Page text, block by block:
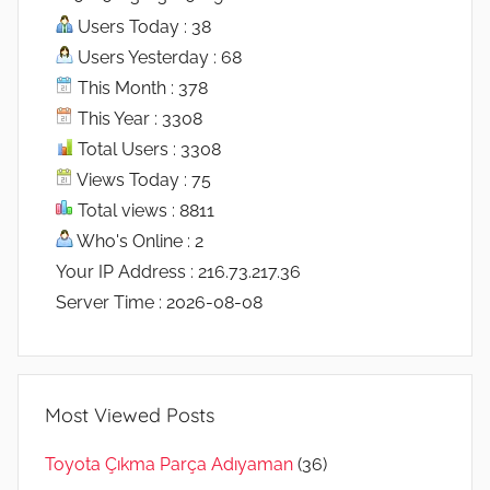
Users Today : 38
Users Yesterday : 68
This Month : 378
This Year : 3308
Total Users : 3308
Views Today : 75
Total views : 8811
Who's Online : 2
Your IP Address : 216.73.217.36
Server Time : 2026-08-08
Most Viewed Posts
Toyota Çıkma Parça Adıyaman (36)